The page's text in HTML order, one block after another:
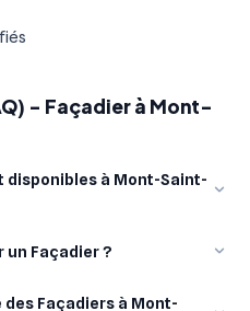
- Façadier à Mont-
disponibles à Mont-Saint-
un Façadier ?
Façadiers à Mont-